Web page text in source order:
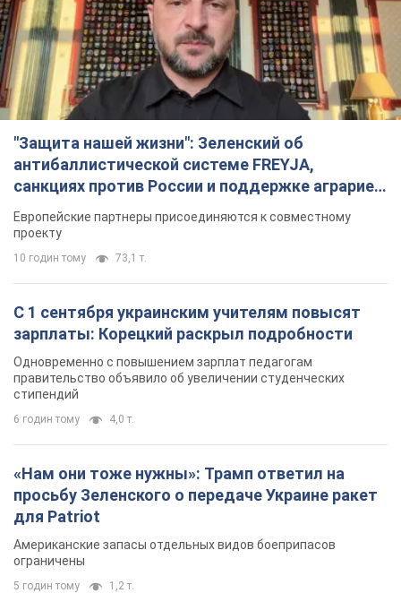
"Защита нашей жизни": Зеленский об
антибаллистической системе FREYJA,
санкциях против России и поддержке аграриев.
Видео
Европейские партнеры присоединяются к совместному
проекту
10 годин тому 73,1 т.
С 1 сентября украинским учителям повысят
зарплаты: Корецкий раскрыл подробности
Одновременно с повышением зарплат педагогам
правительство объявило об увеличении студенческих
стипендий
6 годин тому 4,0 т.
«Нам они тоже нужны»: Трамп ответил на
просьбу Зеленского о передаче Украине ракет
для Patriot
Американские запасы отдельных видов боеприпасов
ограничены
5 годин тому 1,2 т.